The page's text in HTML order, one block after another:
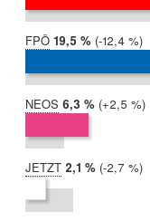
FPÖ 2019:
19,5 %
2017:
31,8 %
Differenz:
-12,4 %
NEOS 2019:
6,3 %
2017:
3,9 %
Differenz:
+2,5 %
JETZT 2019:
2,1 %
2017:
4,8 %
Differenz:
-2,7 %